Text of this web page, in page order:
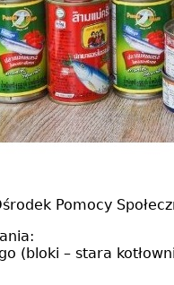
Pomocy
(bloki – stara